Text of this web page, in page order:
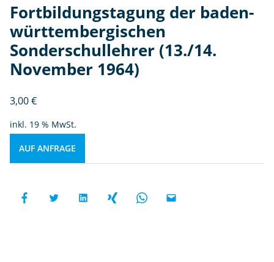
Fortbildungstagung der baden-
württembergischen
Sonderschullehrer (13./14.
November 1964)
3,00€
inkl. 19 % MwSt.
AUF ANFRAGE